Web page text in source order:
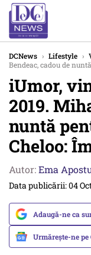
DCNews › Lifestyle ›
Bendeac, cadou de
iUmor,
2019.
nuntă
Cheloo:
Autor:Ema
Data publicării: 04
Adaugă-ne ca
Urmărește-ne pe